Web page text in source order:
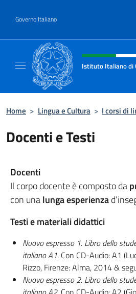
Governo Italiano
Intestazione sito,
Istituto Italiano di
Home > Lingua e Cultura > I corsi di
Docenti e Testi
Docenti
Il corpo docente è composto da
con unalunga esperienza
Testi e materiali didattici
Nuovo espresso 1. Libro dello
italiano A1. Con CD-Audio: A1
Rizzo, Firenze: Alma, 2014 &
Nuovo espresso 2. Libro dello